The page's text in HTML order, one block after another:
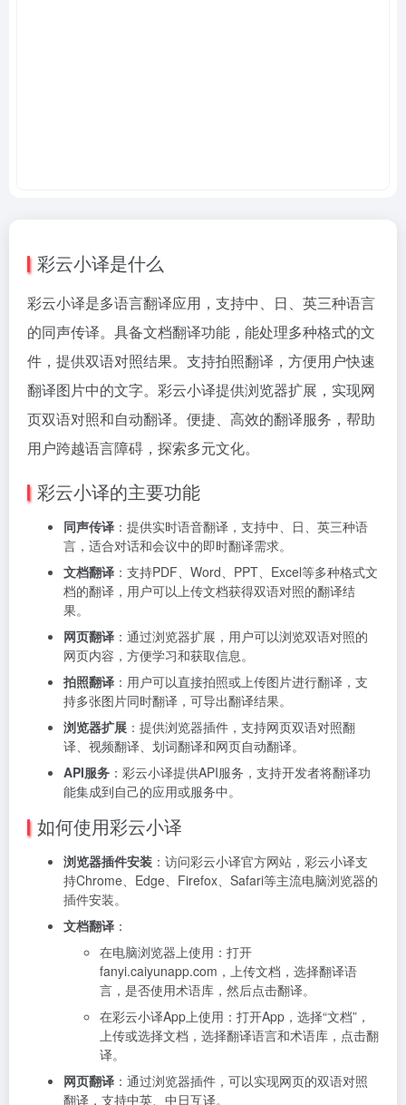
彩云小译是什么
彩云小译是多语言翻译应用，支持中、日、英三种语言
的同声传译。具备文档翻译功能，能处理多种格式的文
件，提供双语对照结果。支持拍照翻译，方便用户快速
翻译图片中的文字。彩云小译提供浏览器扩展，实现网
页双语对照和自动翻译。便捷、高效的翻译服务，帮助
用户跨越语言障碍，探索多元文化。
彩云小译的主要功能
同声传译 ：提供实时语音翻译，支持中、日、英三种语
言，适合对话和会议中的即时翻译需求。
文档翻译 ：支持PDF、Word、PPT、Excel等多种格式文
档的翻译，用户可以上传文档获得双语对照的翻译结
果。
网页翻译 ：通过浏览器扩展，用户可以浏览双语对照的
网页内容，方便学习和获取信息。
拍照翻译 ：用户可以直接拍照或上传图片进行翻译，支
持多张图片同时翻译，可导出翻译结果。
浏览器扩展 ：提供浏览器插件，支持网页双语对照翻
译、视频翻译、划词翻译和网页自动翻译。
API服务 ：彩云小译提供API服务，支持开发者将翻译功
能集成到自己的应用或服务中。
如何使用彩云小译
浏览器插件安装 ：访问彩云小译官方网站，彩云小译支
持Chrome、Edge、Firefox、Safari等主流电脑浏览器的
插件安装。
文档翻译 ：
在电脑浏览器上使用：打开
fanyi.caiyunapp.com，上传文档，选择翻译语
言，是否使用术语库，然后点击翻译。
在彩云小译App上使用：打开App，选择“文档”，
上传或选择文档，选择翻译语言和术语库，点击翻
译。
网页翻译 ：通过浏览器插件，可以实现网页的双语对照
翻译，支持中英、中日互译。